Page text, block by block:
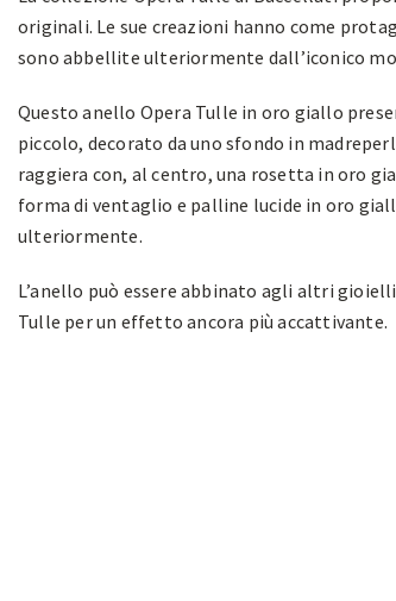
originali. Le sue creazioni hanno come
sono abbellite ulteriormente dall’iconico
Questo anello Opera Tulle in oro giallo
piccolo, decorato da uno sfondo in
raggiera con, al centro, una rosetta in oro
forma di ventaglio e palline lucide in oro
ulteriormente.
L’anello può essere abbinato agli altri
Tulle per un effetto ancora più accattivante.